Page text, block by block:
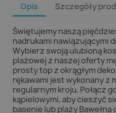
Opis Szczegóły
Świętujemy naszą
nadrukami nawiązującymi
Wybierz swoją ulubioną
plażowej z naszej oferty
prosty top z okrągłym
rękawami jest wykonany z
regularnym kroju. Połącz
kąpielowymi, aby cieszyć
basenie lub plaży